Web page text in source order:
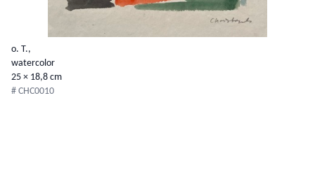
o. T.,
watercolor
25 × 18,8 cm
# CHC0010